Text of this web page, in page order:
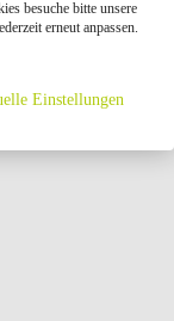
besuche bitte unsere
erneut anpassen.
Einstellungen